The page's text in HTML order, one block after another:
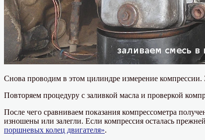
Снова проводим в этом цилиндре измерение
Повторяем процедуру с заливкой масла и проверкой
После чего сравниваем показания компрессометра
изношены или залегли. Если компрессия осталась
поршневых колец двигателя».